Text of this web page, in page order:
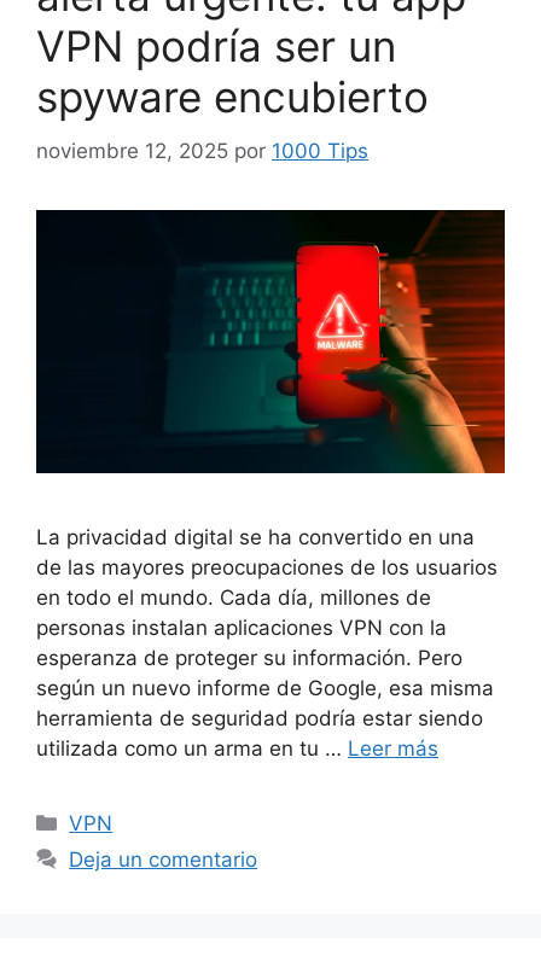
VPN podría ser un
spyware encubierto
noviembre 12, 2025 por 1000 Tips
La privacidad digital se ha convertido en una
de las mayores preocupaciones de los usuarios
en todo el mundo. Cada día, millones de
personas instalan aplicaciones VPN con la
esperanza de proteger su información. Pero
según un nuevo informe de Google, esa misma
herramienta de seguridad podría estar siendo
utilizada como un arma en tu … Leer más
Categorías
VPN
Deja un comentario